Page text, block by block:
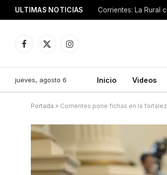
ULTIMAS NOTICIAS
Facebook
X
Instagram
jueves, agosto 6 Inicio Videos
Portada » Corrientes pone fichas en la